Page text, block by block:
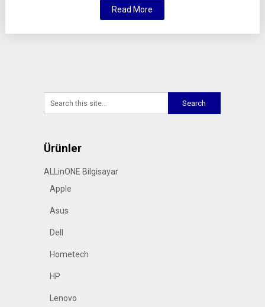
Read More
Ürünler
ALLinONE Bilgisayar
Apple
Asus
Dell
Hometech
HP
Lenovo